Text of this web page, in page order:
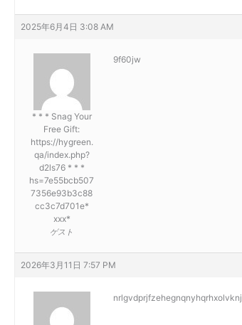
2025年6月4日 3:08 AM
* * * Snag Your
Free Gift:
https://hygreen.
qa/index.php?
d2ls76 * * *
hs=7e55bcb507
7356e93b3c88
cc3c7d701e*
ххх*
ゲスト
9f60jw
2026年3月11日 7:57 PM
nrlgvdprjfzehegnqnyhqrhxolvknj